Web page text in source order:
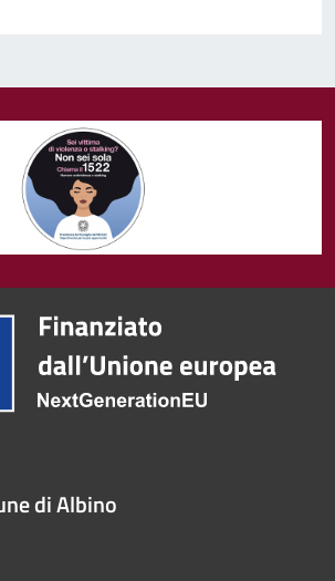
di Albino